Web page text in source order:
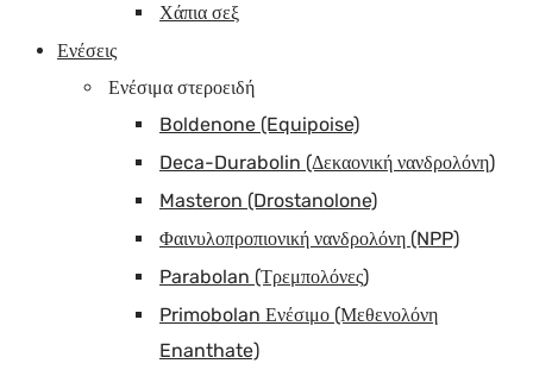
Χάπια σεξ
Ενέσεις
Ενέσιμα στεροειδή
Boldenone (Equipoise)
Deca-Durabolin (Δεκαονική νανδρολόνη)
Masteron (Drostanolone)
Φαινυλοπροπιονική νανδρολόνη (NPP)
Parabolan (Τρεμπολόνες)
Primobolan Ενέσιμο (Μεθενολόνη
Enanthate)